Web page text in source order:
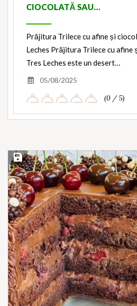
CIOCOLATĂ SAU…
Prăjitura Trilece cu afine și
Leches Prăjitura Trilece cu afine
Tres Leches este un desert…
05/08/2025
(0 / 5)
Save Recipe